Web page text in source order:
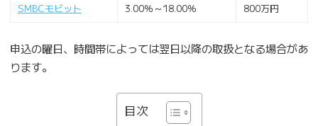
SMBCモビット 3.00％～18.00％ 800万円
申込の曜日、時間帯によっては翌日以降の取扱となる場合があ
ります。
目次